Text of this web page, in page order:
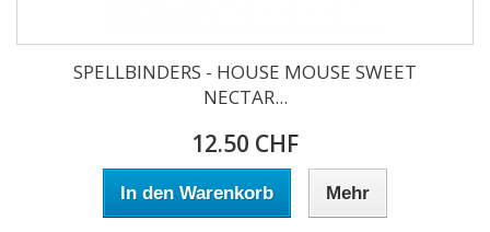
SPELLBINDERS - HOUSE MOUSE SWEET
NECTAR...
12.50 CHF
In den Warenkorb Mehr